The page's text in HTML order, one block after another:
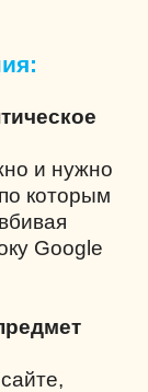
и нужно
которым
Google